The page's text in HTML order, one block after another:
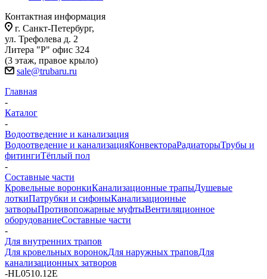
Контактная информация
г. Санкт-Петербург,
ул. Трефолева д. 2
Литера "Р" офис 324
(3 этаж, правое крыло)
sale@trubaru.ru
Главная
-
Каталог
-
Водоотведение и канализация
Водоотведение и канализацияКонвектораРадиаторыТрубы и
фитингиТёплый пол
-
Составные части
Кровельные воронкиКанализационные трапыДушевые
лоткиПатрубки и сифоныКанализационные
затворыПротивопожарные муфтыВентиляционное
оборудованиеСоставные части
-
Для внутренних трапов
Для кровельных воронокДля наружных траповДля
канализационных затворов
-HL0510.12E